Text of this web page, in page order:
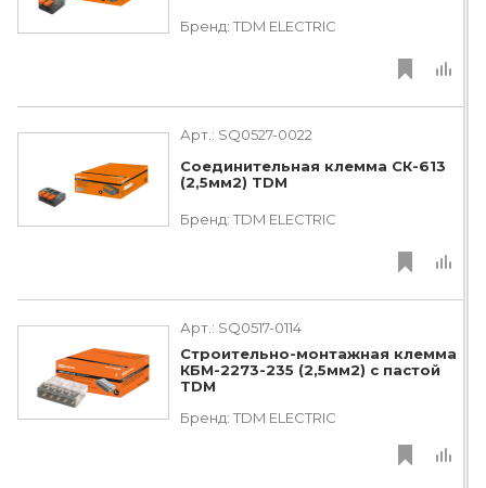
Бренд: TDM ЕLECTRIC
Арт.: SQ0527-0022
Соединительная клемма СК-613
(2,5мм2) TDM
Бренд: TDM ЕLECTRIC
Арт.: SQ0517-0114
Строительно-монтажная клемма
КБМ-2273-235 (2,5мм2) с пастой
TDM
Бренд: TDM ЕLECTRIC